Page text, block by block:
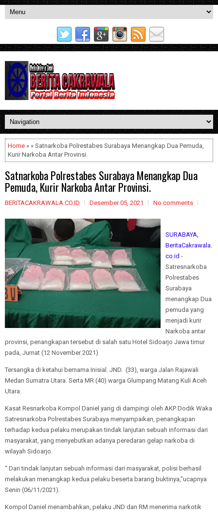
Home » » Satnarkoba Polrestabes Surabaya Menangkap Dua Pemuda,
Kurir Narkoba Antar Provinsi.
Satnarkoba Polrestabes Surabaya Menangkap Dua
Pemuda, Kurir Narkoba Antar Provinsi.
BERITACAKRAWALA.CO.ID Desember 05, 2021 No comments
SURABAYA,
BeritaCakrawala.
co.id -
Satresnarkoba
Polrestabes
Surabaya
menangkap Dua
pemuda yang
menjadi kurir
Narkoba antar
provinsi, penangkapan tersebut di salah satu Hotel Sidoarjo Jawa timur
pada, Jumat (12 November 2021)
Tersangka di ketahui bernama Inisial. JND. (33), warga Jalan Rajawali
Medan Sumatra Utara. Serta MR (40) warga Glumpang Matang Kuli Aceh
Utara.
Kasat Resnarkoba Kompol Daniel yang di dampingi oleh AKP Dodik Waka
Satresnarkoba Polrestabes Surabaya menyampaikan, penangkapan
terhadap kedua pelaku merupakan tindak lanjutan sebuah informasi dari
masyarakat, yang menyebutkan adanya peredaran gelap narkoba di
wilayah Sidoarjo.
“ Dari tindak lanjutan sebuah informasi dari masyarakat, polisi berhasil
melakukan menangkap kedua pelaku beserta barang buktinya,"ucapnya
Senin (06/11/2021).
Kompol Daniel menambahkan, pelaku JND dan RM menerima narkotik